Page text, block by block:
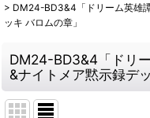
> DM24-BD3&4「ドリーム英雄
ッキ バロムの章」
DM24-BD3&4「ドリ
&ナイトメア黙示録デ